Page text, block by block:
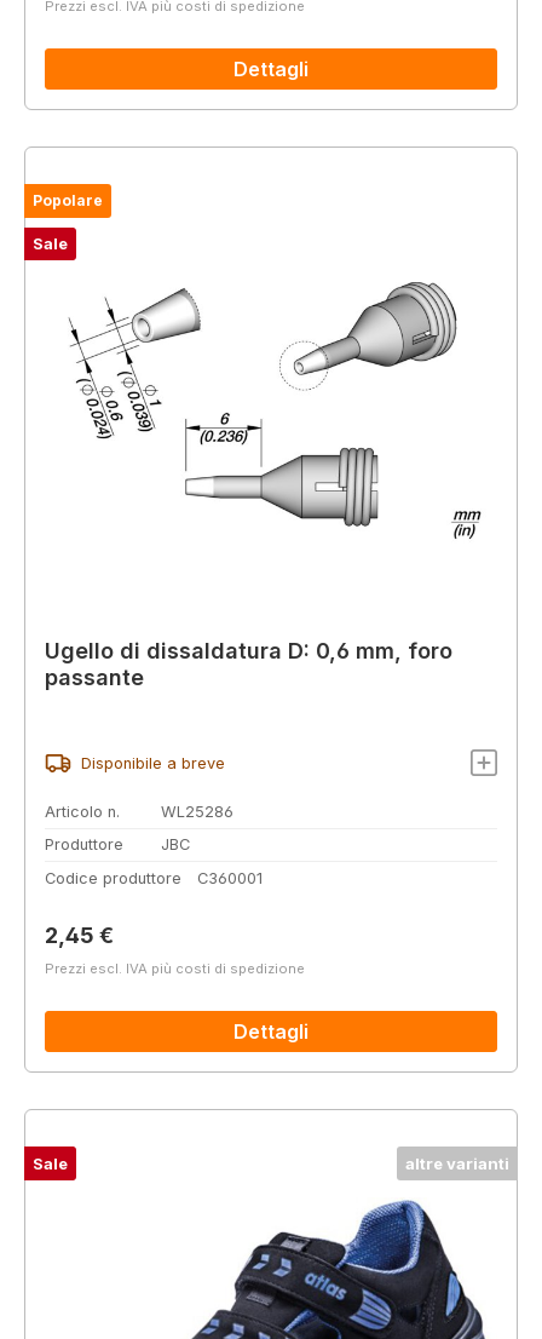
Prezzi escl. IVA più costi di spedizione
Dettagli
Popolare
Sale
Ugello di dissaldatura D: 0,6 mm, foro
passante
Disponibile a breve
Articolo n.
WL25286
Produttore
JBC
Codice produttore
C360001
Prezzo normale:
2,45 €
Prezzi escl. IVA più costi di spedizione
Dettagli
altre varianti
Sale